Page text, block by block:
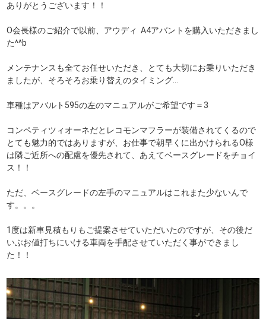
ありがとうございます！！
O会長様のご紹介で以前、アウディ A4アバントを購入いただきまし
た^^b
メンテナンスも全てお任せいただき、とても大切にお乗りいただき
ましたが、そろそろお乗り替えのタイミング…
車種はアバルト595の左のマニュアルがご希望です＝3
コンペティツィオーネだとレコモンマフラーが装備されてくるので
とても魅力的ではありますが、お仕事で朝早くに出かけられるO様
は隣ご近所への配慮を優先されて、あえてベースグレードをチョイ
ス！！
ただ、ベースグレードの左手のマニュアルはこれまた少ないんで
す。。。
1度は新車見積もりもご提案させていただいたのですが、その後だ
いぶお値打ちにいける車両を手配させていただく事ができまし
た！！